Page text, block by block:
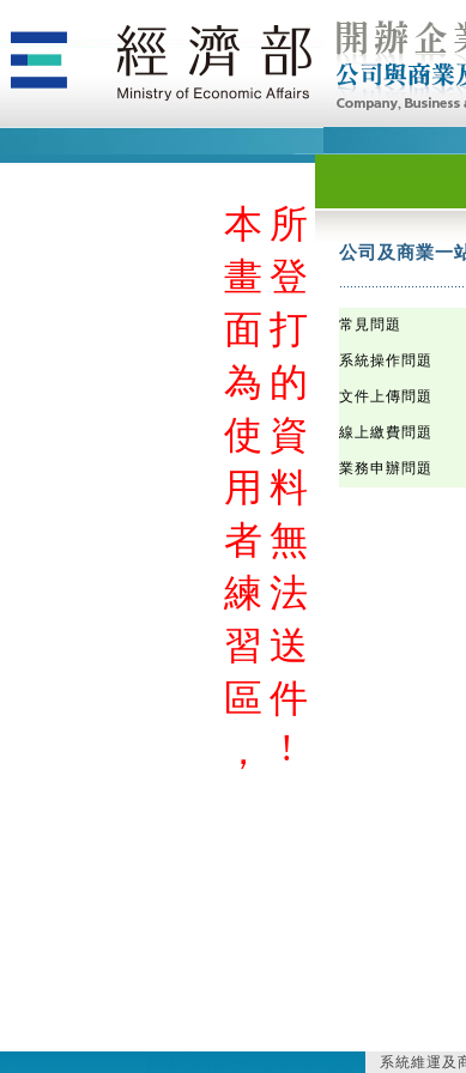
本
本
本
本
本
本
本
本
本
本
本
本
本
本
本
本
本
本
本
本
本
本
本
本
本
本
本
本
本
本
本
本
本
本
本
本
本
本
本
本
本
本
本
本
本
本
本